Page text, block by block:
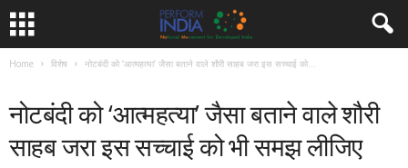
Home विशेष नोटबंदी को ‘आत्महत्या’ जैसा बताने वाले शौरी साहब जरा इस सच्चाई को...
नोटबंदी को ‘आत्महत्या’ जैसा बताने वाले शौरी
साहब जरा इस सच्चाई को भी समझ लीजिए